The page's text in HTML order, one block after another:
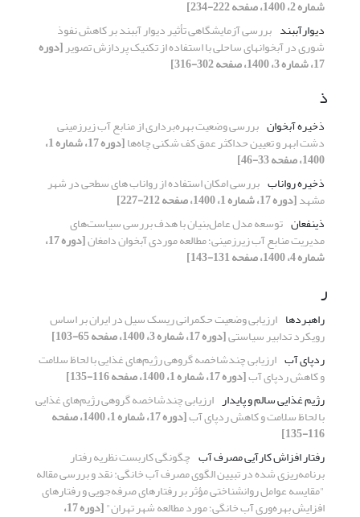
شماره 2، 1400، صفحه 222-234]
دیوارآب‏بند بررسی آزمایشگاهی تأثیر دیوار آب‏‏بند بر کاهش نفوذ
شوری در آبخوان‏های ساحلی با استفاده از تکنیک پردازش تصویر[دوره
17، شماره 3، 1400، صفحه 302-316]
ذ
ذخیره آبخوان بررسی وضعیت بهره‌برداری از منابع آب زیرزمینی
دشت ابهر و تعیین حداکثر عمق کف شکنی چاه‌ها [دوره 17، شماره 1،
1400، صفحه 33-46]
ذخیره رواناب بررسی امکان استفاده از رواناب های سطحی در شهر
مشهد[دوره 17، شماره 1، 1400، صفحه 212-227]
ذینفعان توسعه مدل عامل‌بنیان با هدف بررسی سیاست‌های
مدیریت منابع آب زیرزمینی؛ مطالعه موردی آبخوان دامغان [دوره 17،
شماره 4، 1400، صفحه 131-143]
ر
راهبردها ارزیابی وضعیت حکمرانی ریسک سیل در ایران بر اساس
رویکرد تدابیر سیاستی[دوره 17، شماره 3، 1400، صفحه 65-103]
ردپای آب ارزیابی چندشاخصه گروهی رژیم‌های غذایی با لحاظ سلامت
و کاهش ردپای آب[دوره 17، شماره 1، 1400، صفحه 116-135]
رژیم غذایی سالم و پایدار ارزیابی چندشاخصه گروهی رژیم‌های غذایی
با لحاظ سلامت و کاهش ردپای آب [دوره 17، شماره 1، 1400، صفحه
116-135]
رفتار افزاش کارآیی مصرف آب چگونگی کاربست نظریه رفتار
برنامه‌ریزی شده در تبیین الگوی مصرف آب خانگی: نقد و بررسی مقاله
"مقایسه عوامل روانشناختی مؤثر بر رفتارهای صرفه‌جویی و رفتارهای
افزایش بهره‌وری آب خانگی؛ مورد مطالعه شهر تهران" [دوره 17،